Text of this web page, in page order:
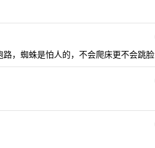
，蜘蛛是怕人的，不会爬床更不会跳脸